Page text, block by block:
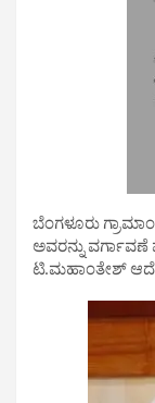
ಬೆಂಗಳೂರು
ಅವರನ್ನು
ಟಿ.ಮಹಾಂತೇಶ್‌